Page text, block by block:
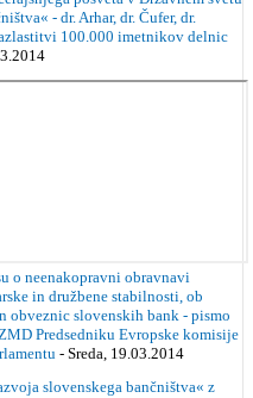
- dr. Arhar, dr. Čufer, dr.
100.000 imetnikov delnic
o neenakopravni obravnavi
in družbene stabilnosti, ob
slovenskih bank - pismo
Predsedniku Evropske komisije
- Sreda, 19.03.2014
slovenskega bančništva« z